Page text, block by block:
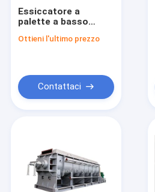
Essiccatore a
palette a basso
per solfato di calcio
Ottieni l'ultimo prezzo
Contattaci